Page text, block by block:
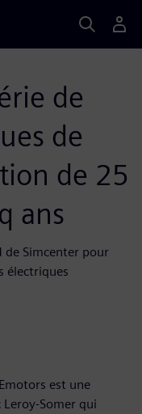
de
de
de 25
ans
de Simcenter pour
électriques
est une
Somer qui